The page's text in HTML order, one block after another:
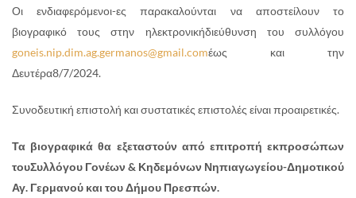
Οι ενδιαφερόμενοι-ες παρακαλούνται να αποστείλουν το
βιογραφικό τους στην ηλεκτρονικήδιεύθυνση του συλλόγου
goneis.nip.dim.ag.germanos@gmail.comέως και την
Δευτέρα8/7/2024.
Συνοδευτική επιστολή και συστατικές επιστολές είναι προαιρετικές.
Τα βιογραφικά θα εξεταστούν από επιτροπή εκπροσώπων
τουΣυλλόγου Γονέων & Κηδεμόνων Νηπιαγωγείου-Δημοτικού
Αγ. Γερμανού και του Δήμου Πρεσπών.